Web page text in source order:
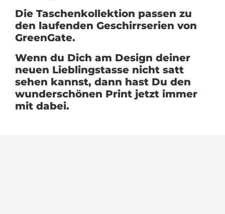
Die Taschenkollektion passen zu
den laufenden Geschirrserien von
GreenGate.
Wenn du Dich am Design deiner
neuen Lieblingstasse nicht satt
sehen kannst, dann hast Du den
wunderschönen Print jetzt immer
mit dabei.